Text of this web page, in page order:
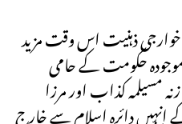
خوارجی ذہنیت اس وقت مزید
حکومت کے حامی
مسیلمہ کذاب اور مرزا
انہیں دائرہ اسلام سے خارج